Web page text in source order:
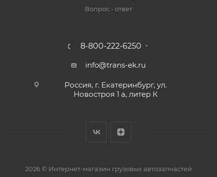
Вопрос - ответ
8-800-222-6250
info@trans-ek.ru
Россия, г. Екатеринбург, ул.
Новостроя 1 а, литер К
2026 © Интернет-магазин грузовых автозапчастей